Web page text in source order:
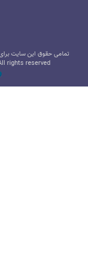
تمامی حقوق این سایت
rights reserved